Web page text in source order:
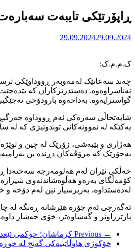
ڕاپۆرتێکی تایبەت
29.09.202429.09.2024
ک.م.م.ک:
چەند سەعاتێک لەمەوبەر ڕووداوێکی
نەناسراوەوە. دەستدرێژکاران کە
گواسترایەوە. بەداخەوە بارودۆخی
شایەتحاڵی سەرەکی ئەم ڕووداوە
یەکێکە لە نموونەکانی توندوتیژی کە لە
هەژاری و بێبەشی، زۆرێک لە چین و
بەجۆرێک کە مرۆڤەکان دڕندە بن
خەڵکی ئێران لەم هەلومەرجە سەختەدا
کۆمەڵگای بەرەو هەڵوەشاندنەوی
لەدەستداوە، بەرپرسیار نین لەم دۆخە و
ئەگەرچی ئەم جۆرە هێرشانە ڕەنگە لە
پارێزراوتر و گەشاوەتر، خۆی حەشار داوە.
← Previous
کرماشان؛ حوکمی
خۆکوژی هاوڵاتییەکی گەنج لە